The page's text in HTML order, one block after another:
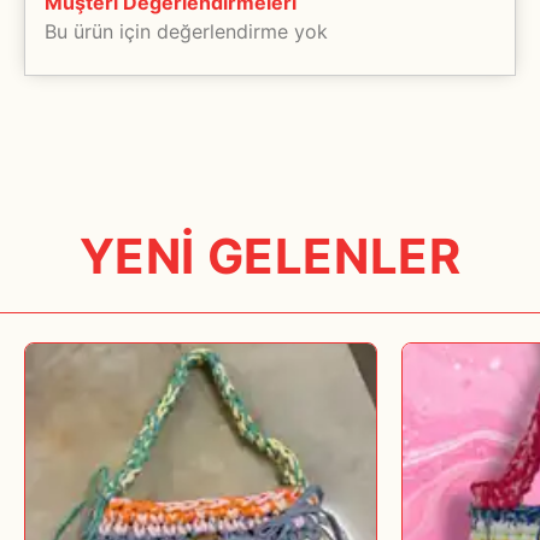
müşteri temsilcilerimizden teyit ediniz.
çok kullanıcıya alışveriş yapma imkânı tanır. Ender de olsa
tüketicinin aynı ürünü alması söz konusudur ve ürün stoklarda
tükenmektedir. Bu durumda, ürün en fazla 30 gün içinde tüketiciye
Bu ürün için değerlendirme yok
YENİ GELENLER